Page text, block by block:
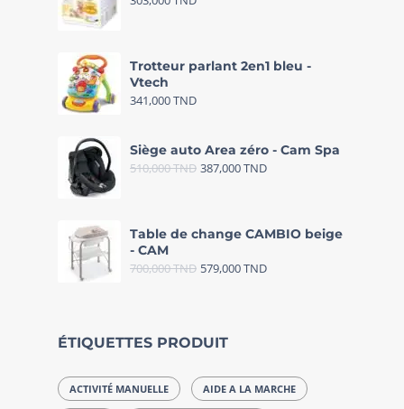
Trotteur parlant 2en1 bleu -
Vtech
341,000TND
Siège auto Area zéro - Cam Spa
510,000TND 387,000TND
Table de change CAMBIO beige
- CAM
700,000TND 579,000TND
ÉTIQUETTES PRODUIT
ACTIVITÉ MANUELLE AIDE A LA MARCHE